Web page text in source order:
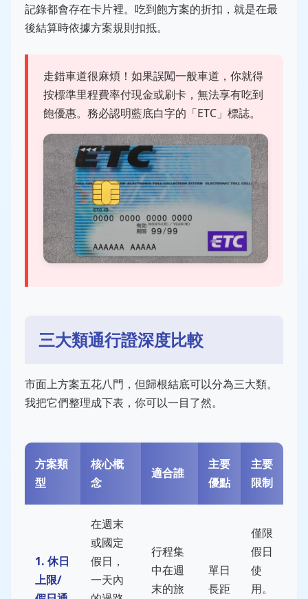
記錄都會存在卡片裡。吃到飽方案的折扣，就是在最
後結算時依據方案規則扣抵。
走錯車道很麻煩！如果誤闖一般車道，你就得
按標準里程費率付現金或刷卡，無法享有吃到
飽優惠。務必認明藍底白字的「ETC」標誌。
三大類通行證深度比較
市面上方案五花八門，但歸根結底可以分為三大類。
我把它們整理成下表，你可以一目了然。
方案類
型
核心概
念
適合誰
主要
優點
主要
限制
1. 休日
上限/
在週末
或國定
假日，
一天內
行程集
中在週
末的旅
單日
長距
僅限
假日
使
用。